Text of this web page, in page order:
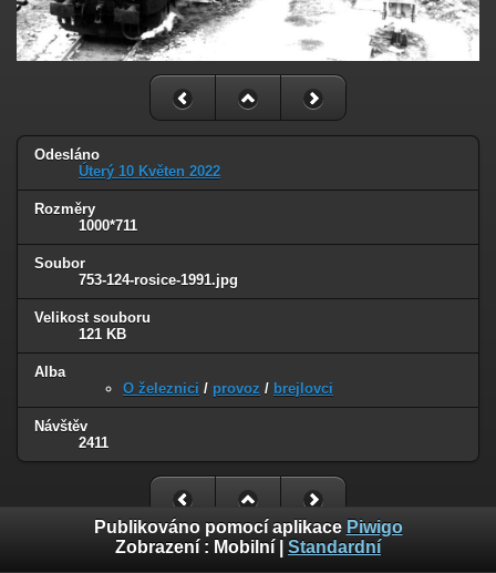
Odesláno
Úterý 10 Květen 2022
Rozměry
1000*711
Soubor
753-124-rosice-1991.jpg
Velikost souboru
121 KB
Alba
O železnici / provoz / brejlovci
Návštěv
2411
Publikováno pomocí aplikace Piwigo
Zobrazení : Mobilní Standardní